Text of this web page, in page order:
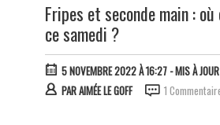
Fripes et seconde main : où
ce samedi ?
5 NOVEMBRE 2022 À 16:27- MIS À
PARAIMÉE LE GOFF 1